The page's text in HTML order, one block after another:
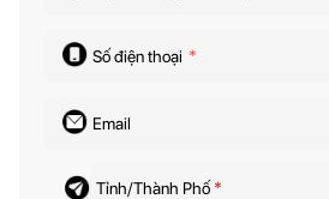
Số điện thoại *
Email
Tỉnh/Thành Phố *